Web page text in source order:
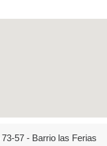
57 - Barrio las Ferias